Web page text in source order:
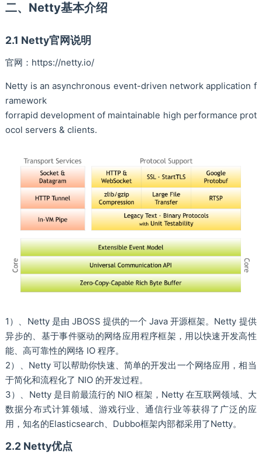
二、Netty基本介绍
2.1 Netty官网说明
官网：https://netty.io/
Netty is an asynchronous event-driven network application f
ramework
forrapid development of maintainable high performance prot
ocol servers & clients.
1）、Netty 是由 JBOSS 提供的一个 Java 开源框架。Netty 提供
异步的、基于事件驱动的网络应用程序框架，用以快速开发高性
能、高可靠性的网络 IO 程序。
2）、Netty 可以帮助你快速、简单的开发出一个网络应用，相当
于简化和流程化了 NIO 的开发过程。
3）、Netty 是目前最流行的 NIO 框架，Netty 在互联网领域、大
数据分布式计算领域、游戏行业、通信行业等获得了广泛的应
用，知名的Elasticsearch、Dubbo框架内部都采用了Netty。
2.2 Netty优点